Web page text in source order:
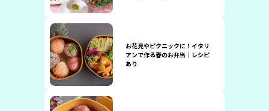
お花見やピクニックに！イタリ
アンで作る春のお弁当｜レシピ
あり